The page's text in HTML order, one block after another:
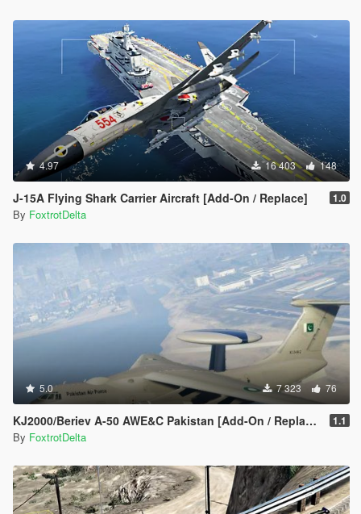
4.97 16 403 148
J-15A Flying Shark Carrier Aircraft [Add-On / Replace] 1.0
By FoxtrotDelta
5.0 7 323 76
KJ2000/Beriev A-50 AWE&C Pakistan [Add-On / Replace] 空警中国 1.1
By FoxtrotDelta